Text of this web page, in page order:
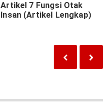
Artikel 7 Fungsi Otak
Insan (Artikel Lengkap)